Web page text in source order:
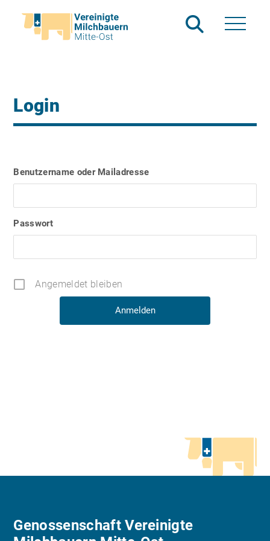
Login
Benutzername oder Mailadresse
Passwort
Angemeldet bleiben
Genossenschaft Vereinigte